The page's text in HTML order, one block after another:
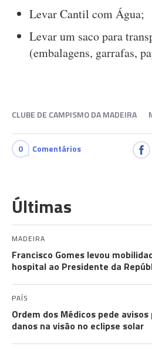
Levar Cantil com Água;
Levar um saco para
(embalagens, garrafas,
CLUBE DE CAMPISMO DA MADEIRA
0 Comentários
Últimas
MADEIRA
Francisco Gomes levou
hospital ao Presidente da
PAÍS
Ordem dos Médicos pede
danos na visão no eclipse solar